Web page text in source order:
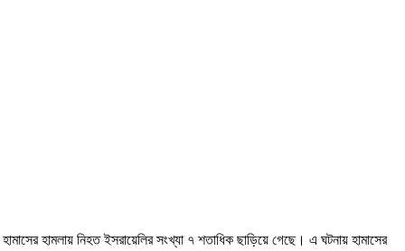
হামলায় নিহত ইসরায়েলির সংখ্যা ৭ শতাধিক ছাড়িয়ে গেছে। এ ঘটনায় হামাসের